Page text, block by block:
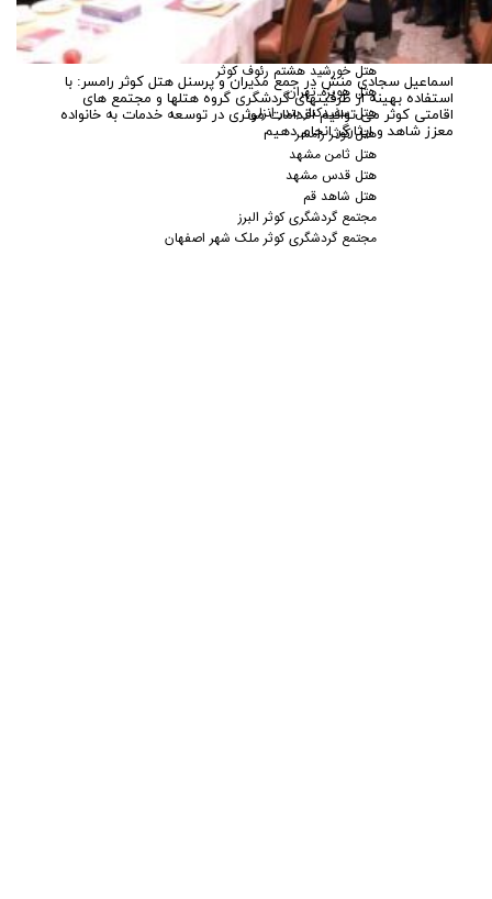
دسته بندی ها
سازمان فرهنگی، هنری، ورزشی و سیاحتی کوثر
هتل خورشید هشتم رئوف کوثر
هتل هویزه تهران
هتل سفیدکنار بندر انزلی
هتل کوثر رامسر
هتل ثامن مشهد
هتل قدس مشهد
هتل شاهد قم
مجتمع گردشگری کوثر البرز
مجتمع گردشگری کوثر ملک شهر اصفهان
اسماعیل سجادی منش در جمع مدیران و پرسنل هتل کوثر رامسر: با
استفاده بهینه از ظرفیتهای گردشگری گروه هتلها و مجتمع های
اقامتی کوثر می توانیم اقدامات موثری در توسعه خدمات به خانواده
معزز شاهد و ایثارگر انجام دهیم